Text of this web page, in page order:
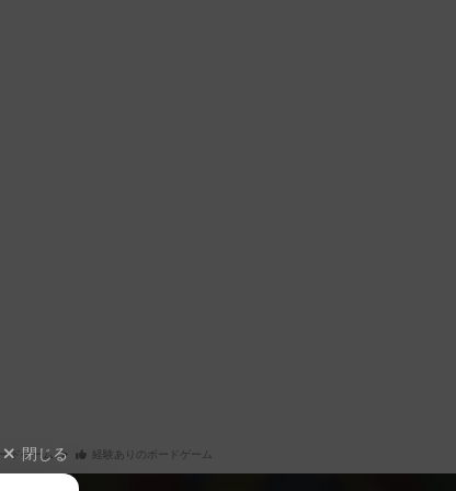
ドゲーム 経験ありのボードゲーム
閉じる